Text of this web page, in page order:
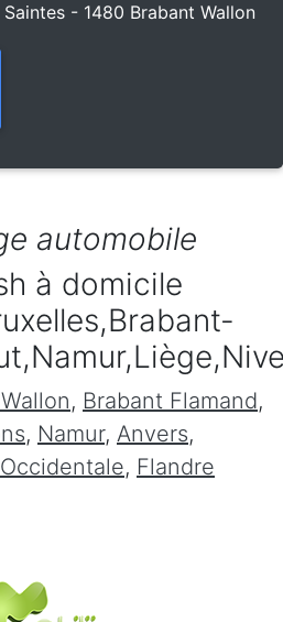
- 1480 Brabant Wallon
automobile
à domicile
, Brabant Flamand,
, Namur, Anvers,
, Flandre